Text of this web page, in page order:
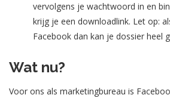
vervolgens je wachtwoord in en
krijg je een downloadlink. Let op:
Facebook dan kan je dossier heel
Wat nu?
Voor ons als marketingbureau is